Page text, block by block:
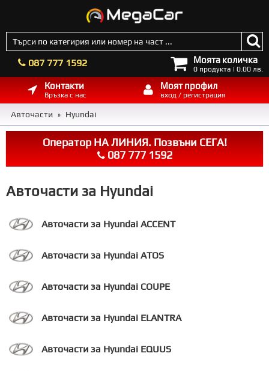
087 777 1592 Моята количка
0 продукта | 0.00 лв.
Моят профил
вход / регистрация
Контакти
Връзка с нас
Авточасти » Hyundai
Оператор НА ЛИНИЯ. Позвъни СЕГА!
087 777 1592
Авточасти за Hyundai
Авточасти за Hyundai ACCENT
Авточасти за Hyundai ATOS
Авточасти за Hyundai COUPE
Авточасти за Hyundai ELANTRA
Авточасти за Hyundai EQUUS